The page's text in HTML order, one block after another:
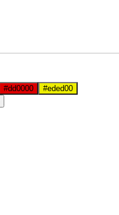
#dd0000
#eded00